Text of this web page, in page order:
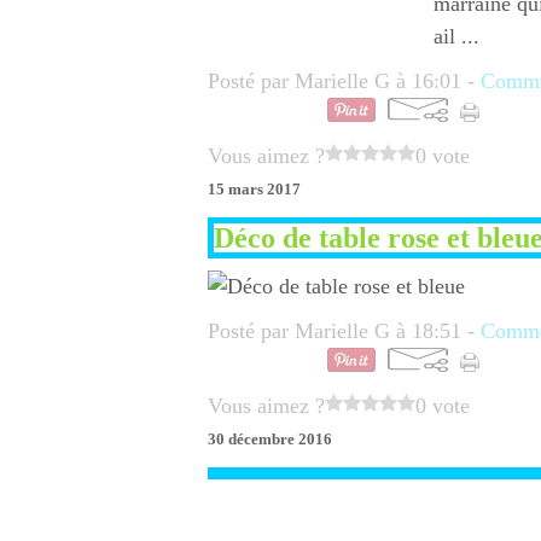
ail ...
Posté par Marielle G à 16:01 -
Vous aimez ? 0 vote
15 mars 2017
Déco de table rose et bleue
Posté par Marielle G à 18:51 -
Vous aimez ? 0 vote
30 décembre 2016